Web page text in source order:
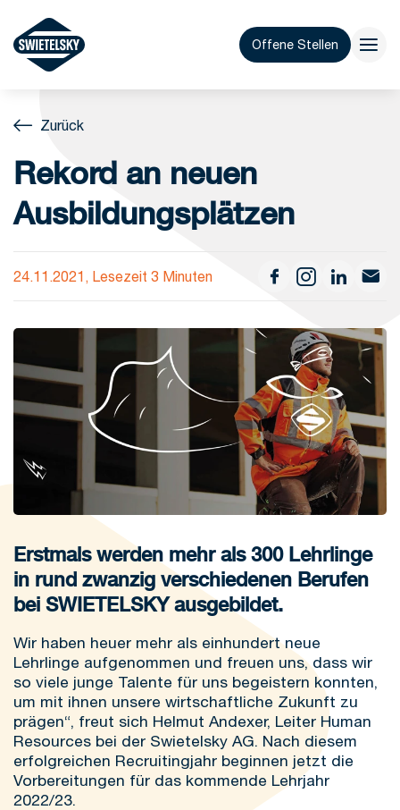
Offene Stellen
Zurück
Rekord an neuen
Ausbildungsplätzen
24.11.2021, Lesezeit 3 Minuten
Erstmals werden mehr als 300 Lehrlinge
in rund zwanzig verschiedenen Berufen
bei SWIETELSKY ausgebildet.
Wir haben heuer mehr als einhundert neue
Lehrlinge aufgenommen und freuen uns, dass wir
so viele junge Talente für uns begeistern konnten,
um mit ihnen unsere wirtschaftliche Zukunft zu
prägen“, freut sich Helmut Andexer, Leiter Human
Resources bei der Swietelsky AG. Nach diesem
erfolgreichen Recruitingjahr beginnen jetzt die
Vorbereitungen für das kommende Lehrjahr
2022/23.